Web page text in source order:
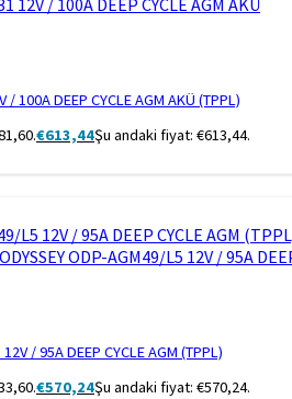
/ 100A DEEP CYCLE AGM AKÜ (TPPL)
€613,44Şu andaki fiyat: €613,44.
/ 95A DEEP CYCLE AGM (TPPL)
€570,24Şu andaki fiyat: €570,24.